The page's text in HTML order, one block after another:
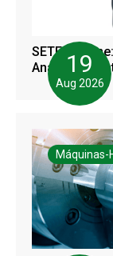
19
Aug 2026
SETEC
Analiza y